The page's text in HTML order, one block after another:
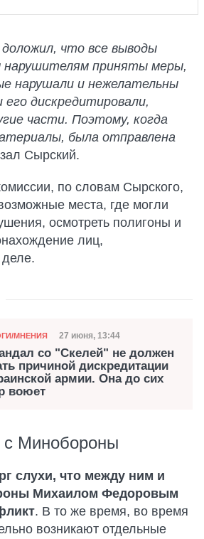
что все выводы
нарушителям приняты меры,
нарушали и нежелательны
его дискредитировали,
части. Поэтому, когда
была отправлена
Сырский.
по словам Сырского,
места, где могли
осмотреть полигоны и
лиц,
МНЕНИЯ Дата публикации
27 июня, 13:44
со "Скелей" не должен
причиной дискредитации
армии. Она до сих
воюет
Минобороны
слухи, что между ним и
Михаилом Федоровым
. В то же время, во время
возникают отдельные